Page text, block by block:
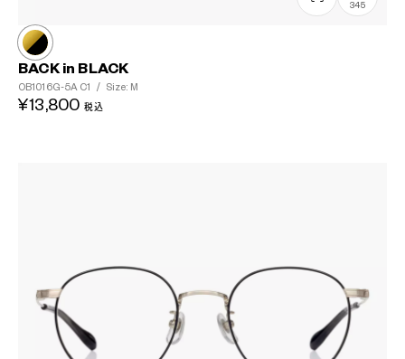
345
BACK in BLACK
OB1016G-5A C1 / Size: M
¥13,800 税込